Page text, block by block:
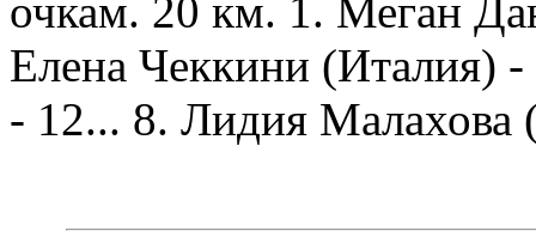
очкам. 20 км. 1. Меган
Елена Чеккини (Италия)
- 12... 8. Лидия Малахова